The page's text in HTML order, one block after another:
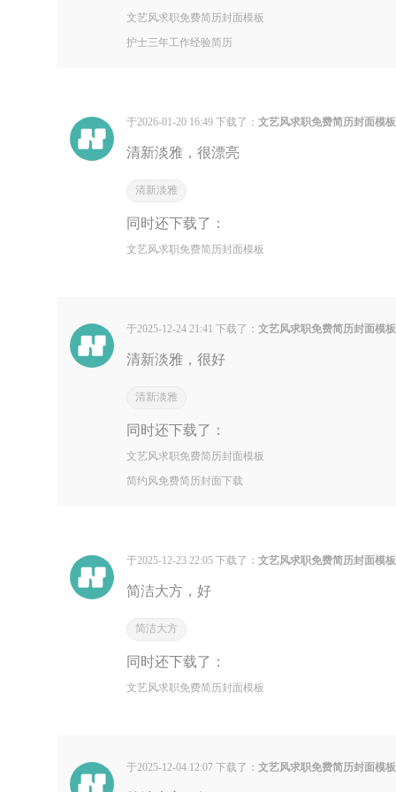
文艺风求职免费简历封面模板
护士三年工作经验简历
于2026-01-20 16:49 下载了：文艺风求职免费简历封面模板
清新淡雅，很漂亮
清新淡雅
同时还下载了：
文艺风求职免费简历封面模板
于2025-12-24 21:41 下载了：文艺风求职免费简历封面模板
清新淡雅，很好
清新淡雅
同时还下载了：
文艺风求职免费简历封面模板
简约风免费简历封面下载
于2025-12-23 22:05 下载了：文艺风求职免费简历封面模板
简洁大方，好
简洁大方
同时还下载了：
文艺风求职免费简历封面模板
于2025-12-04 12:07 下载了：文艺风求职免费简历封面模板